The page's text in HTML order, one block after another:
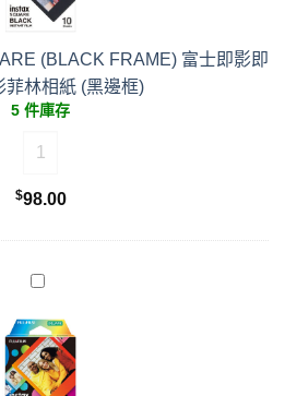
(BLACK FRAME) 富士即影即
菲林相紙 (黑邊框)
5 件庫存
FUJIFILM INSTAX SQUARE
$98.00